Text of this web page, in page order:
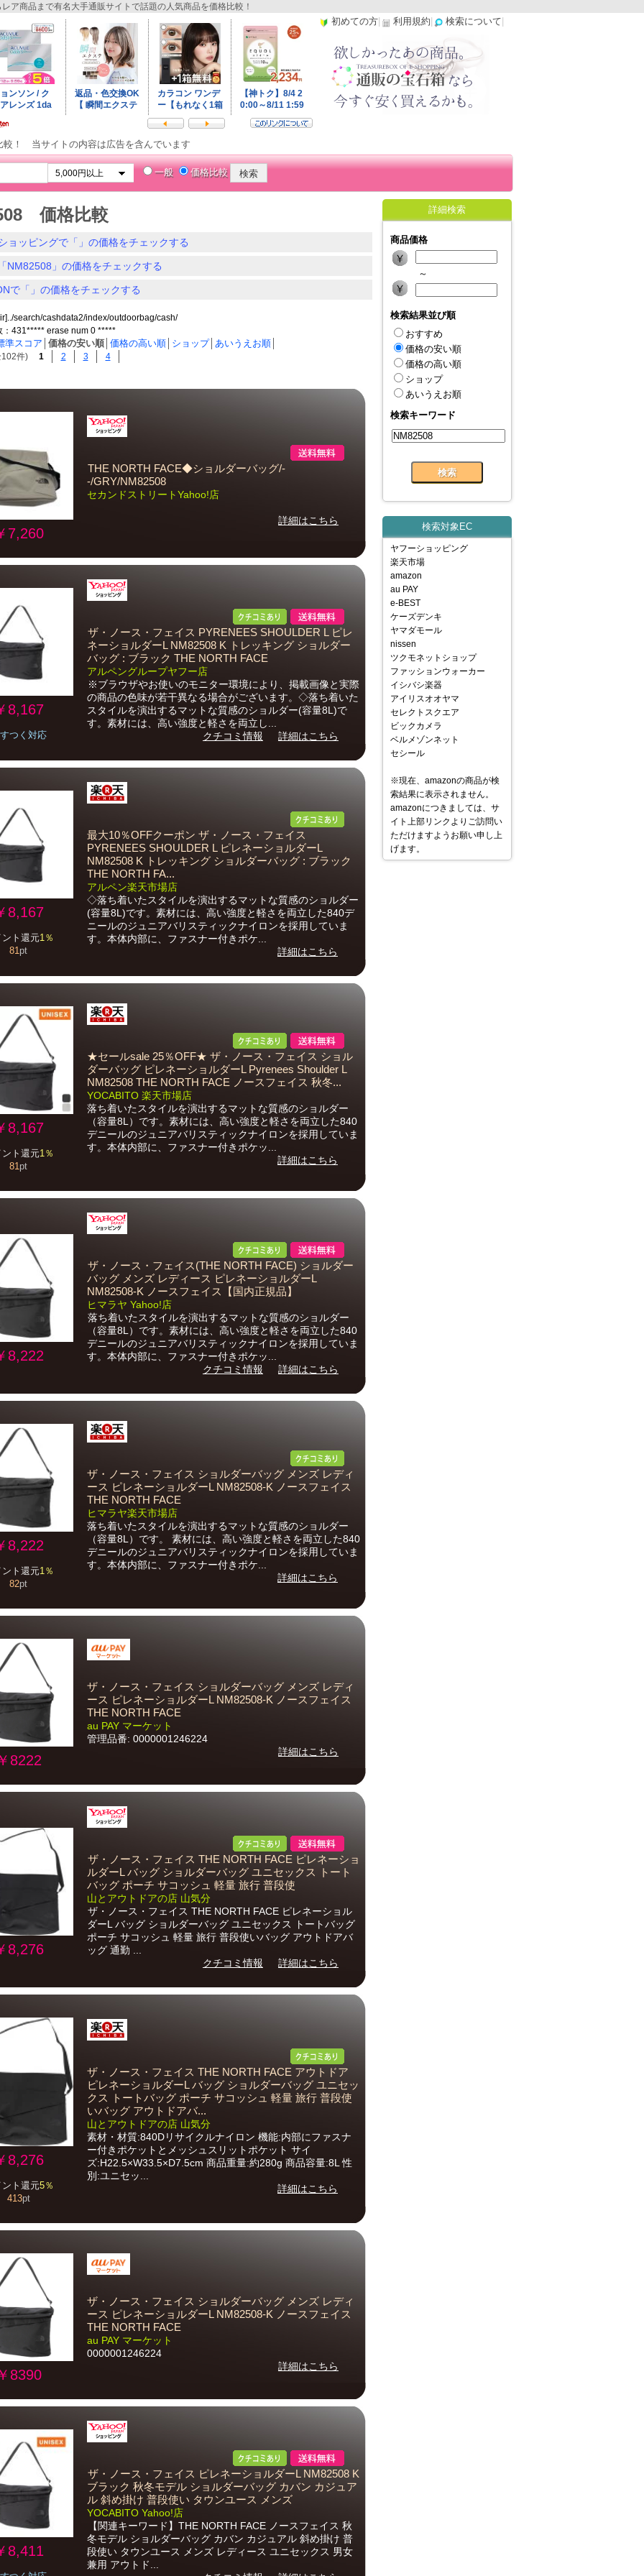
ア商品まで有名大手通販サイトで話題の人気商品を価格比較！
初めての方 利用規約 検索について
較！ 当サイトの内容は広告を含んでいます
一般 価格比較
価格比較
ョッピングで「」の価格をチェックする
NM82508」の価格をチェックする
で「」の価格をチェックする
search/cashdata2/index/outdoorbag/cash/
：431***** erase num 0 *****
準スコア 価格の安い順 価格の高い順 ショップ│ あいうえお順
件) 1 2 3 4
7,260
THE NORTH FACE◆ショルダーバッグ/-
-/GRY/NM82508
セカンドストリートYahoo!店
詳細はこちら
8,167
つく対応
ザ・ノース・フェイス PYRENEES SHOULDER L ピレ
ネーショルダーL NM82508 K トレッキング ショルダー
バッグ : ブラック THE NORTH FACE
アルペングループヤフー店
※ブラウザやお使いのモニター環境により、掲載画像と実際
の商品の色味が若干異なる場合がございます。◇落ち着いた
スタイルを演出するマットな質感のショルダー(容量8L)で
す。素材には、高い強度と軽さを両立し...
クチコミ情報
詳細はこちら
8,167
ト還元1％
81pt
最大10％OFFクーポン ザ・ノース・フェイス
PYRENEES SHOULDER L ピレネーショルダーL
NM82508 K トレッキング ショルダーバッグ : ブラック
THE NORTH FA...
アルペン楽天市場店
◇落ち着いたスタイルを演出するマットな質感のショルダー
(容量8L)です。素材には、高い強度と軽さを両立した840デ
ニールのジュニアバリスティックナイロンを採用していま
す。本体内部に、ファスナー付きポケ...
詳細はこちら
8,167
ト還元1％
81pt
★セールsale 25％OFF★ ザ・ノース・フェイス ショル
ダーバッグ ピレネーショルダーL Pyrenees Shoulder L
NM82508 THE NORTH FACE ノースフェイス 秋冬...
YOCABITO 楽天市場店
落ち着いたスタイルを演出するマットな質感のショルダー
（容量8L）です。素材には、高い強度と軽さを両立した840
デニールのジュニアバリスティックナイロンを採用していま
す。本体内部に、ファスナー付きポケッ...
詳細はこちら
8,222
ザ・ノース・フェイス(THE NORTH FACE) ショルダー
バッグ メンズ レディース ピレネーショルダーL
NM82508-K ノースフェイス【国内正規品】
ヒマラヤ Yahoo!店
落ち着いたスタイルを演出するマットな質感のショルダー
（容量8L）です。素材には、高い強度と軽さを両立した840
デニールのジュニアバリスティックナイロンを採用していま
す。本体内部に、ファスナー付きポケッ...
クチコミ情報
詳細はこちら
8,222
ト還元1％
82pt
ザ・ノース・フェイス ショルダーバッグ メンズ レディ
ース ピレネーショルダーL NM82508-K ノースフェイス
THE NORTH FACE
ヒマラヤ楽天市場店
落ち着いたスタイルを演出するマットな質感のショルダー
（容量8L）です。 素材には、高い強度と軽さを両立した840
デニールのジュニアバリスティックナイロンを採用していま
す。本体内部に、ファスナー付きポケ...
詳細はこちら
8222
ザ・ノース・フェイス ショルダーバッグ メンズ レディ
ース ピレネーショルダーL NM82508-K ノースフェイス
THE NORTH FACE
au PAY マーケット
管理品番: 0000001246224
詳細はこちら
8,276
ザ・ノース・フェイス THE NORTH FACE ピレネーショ
ルダーL バッグ ショルダーバッグ ユニセックス トート
バッグ ポーチ サコッシュ 軽量 旅行 普段使
山とアウトドアの店 山気分
ザ・ノース・フェイス THE NORTH FACE ピレネーショル
ダーL バッグ ショルダーバッグ ユニセックス トートバッグ
ポーチ サコッシュ 軽量 旅行 普段使いバッグ アウトドアバ
ッグ 通勤 ...
クチコミ情報
詳細はこちら
8,276
ト還元5％
413pt
ザ・ノース・フェイス THE NORTH FACE アウトドア
ピレネーショルダーL バッグ ショルダーバッグ ユニセッ
クス トートバッグ ポーチ サコッシュ 軽量 旅行 普段使
いバッグ アウトドアバ...
山とアウトドアの店 山気分
素材・材質:840Dリサイクルナイロン 機能:内部にファスナ
ー付きポケットとメッシュスリットポケット サイ
ズ:H22.5×W33.5×D7.5cm 商品重量:約280g 商品容量:8L 性
別:ユニセッ...
詳細はこちら
8390
ザ・ノース・フェイス ショルダーバッグ メンズ レディ
ース ピレネーショルダーL NM82508-K ノースフェイス
THE NORTH FACE
au PAY マーケット
0000001246224
詳細はこちら
8,411
ザ・ノース・フェイス ピレネーショルダーL NM82508 K
ブラック 秋冬モデル ショルダーバッグ カバン カジュア
ル 斜め掛け 普段使い タウンユース メンズ
YOCABITO Yahoo!店
【関連キーワード】THE NORTH FACE ノースフェイス 秋
冬モデル ショルダーバッグ カバン カジュアル 斜め掛け 普
段使い タウンユース メンズ レディース ユニセックス 男女
兼用 アウトド...
詳細検索
商品価格
～
検索結果並び順
おすすめ
価格の安い順
価格の高い順
ショップ
あいうえお順
検索キーワード
検索対象EC
ヤフーショッピング
楽天市場
amazon
au PAY
e-BEST
ケーズデンキ
ヤマダモール
nissen
ツクモネットショップ
ファッションウォーカー
イシバシ楽器
アイリスオオヤマ
セレクトスクエア
ビックカメラ
ベルメゾンネット
セシール
※現在、amazonの商品が検
索結果に表示されません。
amazonにつきましては、サ
イト上部リンクよりご訪問い
ただけますようお願い申し上
げます。